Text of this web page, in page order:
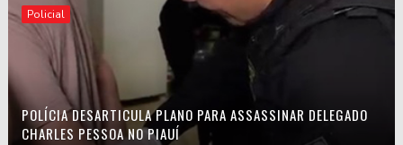
Policial
POLÍCIA DESARTICULA PLANO PARA ASSASSINAR DELEGADO
CHARLES PESSOA NO PIAUÍ